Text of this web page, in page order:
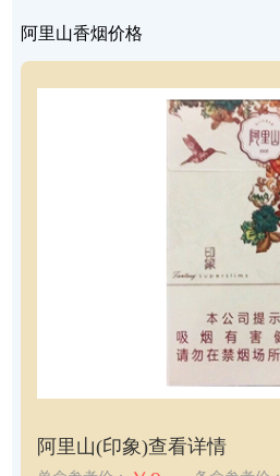
阿里山香烟价格
阿里山(印象)查看详情